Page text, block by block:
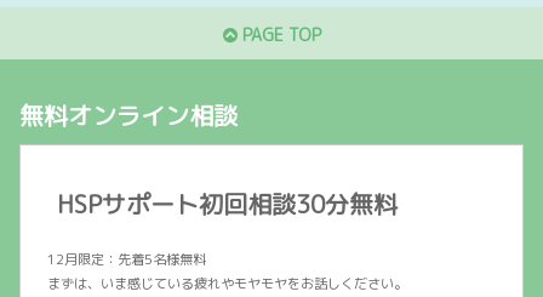
PAGE TOP
無料オンライン相談
HSPサポート初回相談30分無料
12月限定：先着5名様無料
まずは、いま感じている疲れやモヤモヤをお話しください。